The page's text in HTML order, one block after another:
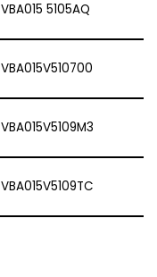
VBA015 5105AQ
VBA015V510700
VBA015V5109M3
VBA015V5109TC